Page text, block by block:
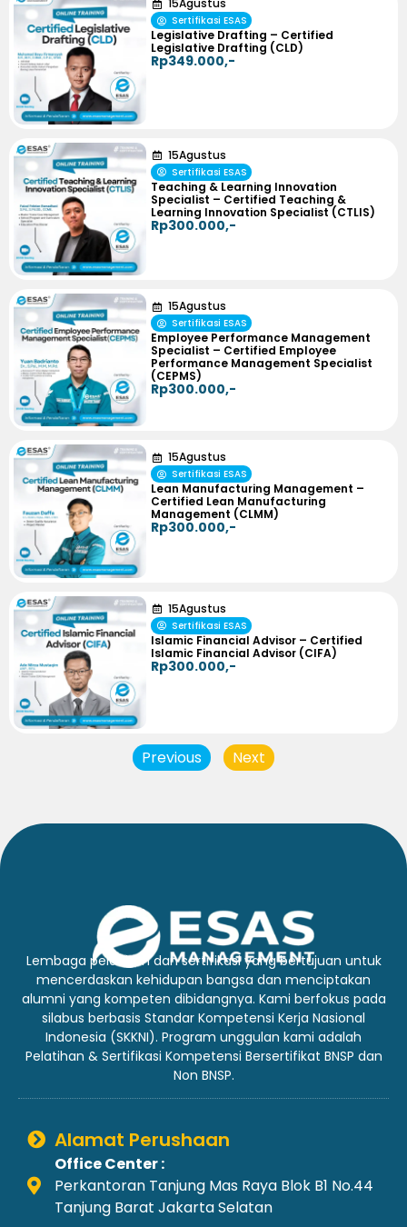
15Agustus
Sertifikasi ESAS
Legislative Drafting – Certified
Legislative Drafting (CLD)
Rp349.000,-
15Agustus
Sertifikasi ESAS
Teaching & Learning Innovation
Specialist – Certified Teaching &
Learning Innovation Specialist (CTLIS)
Rp300.000,-
15Agustus
Sertifikasi ESAS
Employee Performance Management
Specialist – Certified Employee
Performance Management Specialist
(CEPMS)
Rp300.000,-
15Agustus
Sertifikasi ESAS
Lean Manufacturing Management –
Certified Lean Manufacturing
Management (CLMM)
Rp300.000,-
15Agustus
Sertifikasi ESAS
Islamic Financial Advisor – Certified
Islamic Financial Advisor (CIFA)
Rp300.000,-
Previous Next
Lembaga pelatihan dan sertifikasi yang bertujuan untuk
mencerdaskan kehidupan bangsa dan menciptakan
alumni yang kompeten dibidangnya. Kami berfokus pada
silabus berbasis Standar Kompetensi Kerja Nasional
Indonesia (SKKNI). Program unggulan kami adalah
Pelatihan & Sertifikasi Kompetensi Bersertifikat BNSP dan
Non BNSP.
Alamat Perushaan
Office Center :
Perkantoran Tanjung Mas Raya Blok B1 No.44
Tanjung Barat Jakarta Selatan